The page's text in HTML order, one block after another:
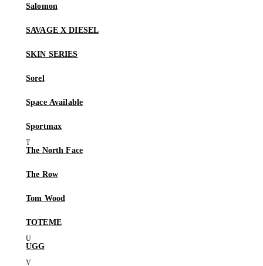
Salomon
SAVAGE X DIESEL
SKIN SERIES
Sorel
Space Available
Sportmax
The North Face
The Row
Tom Wood
TOTEME
UGG